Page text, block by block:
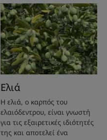
Ελιά
Η ελιά, ο καρπός του
ελαιόδεντρου, είναι γνωστή
για τις εξαιρετικές ιδιότητές
της και αποτελεί ένα